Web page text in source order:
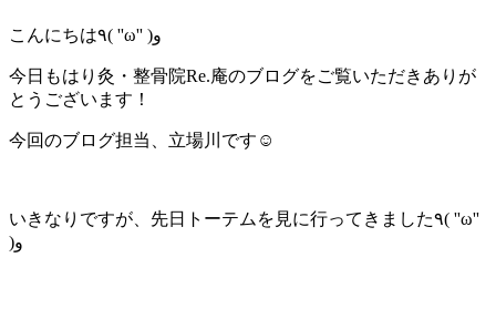
こんにちは٩( ''ω'' )و
今日もはり灸・整骨院Re.庵のブログをご覧いただきありが
とうございます！
今回のブログ担当、立場川です☺
いきなりですが、先日トーテムを見に行ってきました٩( ''ω''
)و